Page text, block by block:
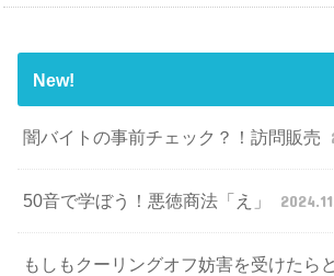
New!
闇バイトの事前チェック？！訪問販売
50音で学ぼう！悪徳商法「え」
もしもクーリングオフ妨害を受けたら